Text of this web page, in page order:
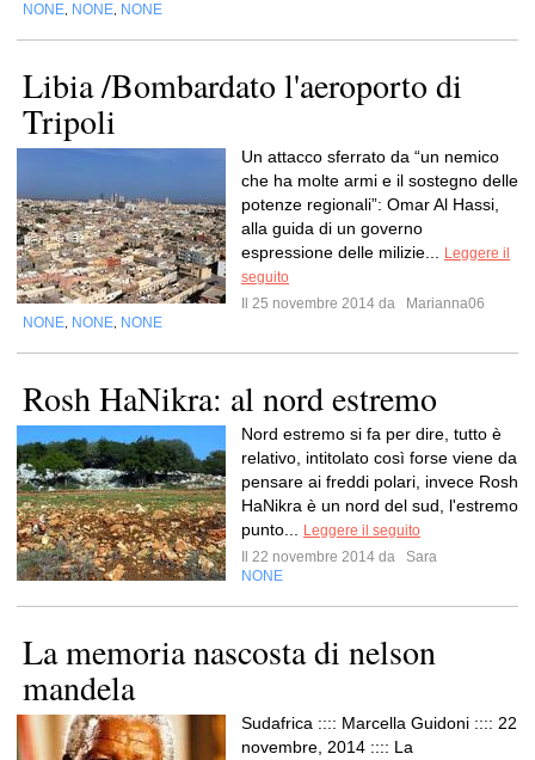
NONE NONE NONE
Libia /Bombardato l'aeroporto di
Tripoli
Un attacco sferrato da “un nemico
che ha molte armi e il sostegno delle
potenze regionali”: Omar Al Hassi,
alla guida di un governo
espressione delle milizie...
Leggere il
seguito
Il 25 novembre 2014 da
Marianna06
NONE NONE NONE
Rosh HaNikra: al nord estremo
Nord estremo si fa per dire, tutto è
relativo, intitolato così forse viene da
pensare ai freddi polari, invece Rosh
HaNikra è un nord del sud, l'estremo
punto...
Leggere il seguito
Il 22 novembre 2014 da
Sara
NONE
La memoria nascosta di nelson
mandela
Sudafrica :::: Marcella Guidoni :::: 22
novembre, 2014 :::: La